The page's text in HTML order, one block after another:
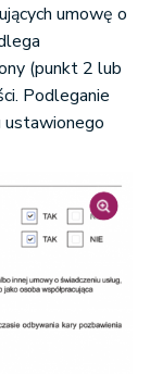
umowę o
(punkt 2 lub
Podleganie
ustawionego